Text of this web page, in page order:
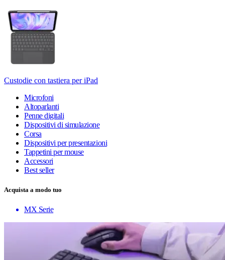
Custodie con tastiera per iPad
Microfoni
Altoparlanti
Penne digitali
Dispositivi di simulazione
Corsa
Dispositivi per presentazioni
Tappetini per mouse
Accessori
Best seller
Acquista a modo tuo
MX Serie